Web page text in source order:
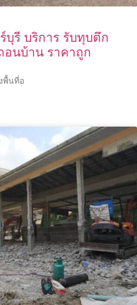
บุรี บริการ รับทุบตึก
อนบ้าน ราคาถูก
พื้นที่อ